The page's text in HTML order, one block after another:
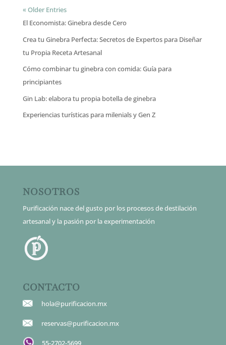
« Older Entries
El Economista: Ginebra desde Cero
Crea tu Ginebra Perfecta: Secretos de Expertos para Diseñar
tu Propia Receta Artesanal
Cómo combinar tu ginebra con comida: Guía para
principiantes
Gin Lab: elabora tu propia botella de ginebra
Experiencias turísticas para milenials y Gen Z
NOSOTROS
Purificación nace del gusto por los procesos de destilación
artesanal y la pasión por la experimentación
CONTACTO
hola@purificacion.mx
reservas@purificacion.mx
55-2702-5699